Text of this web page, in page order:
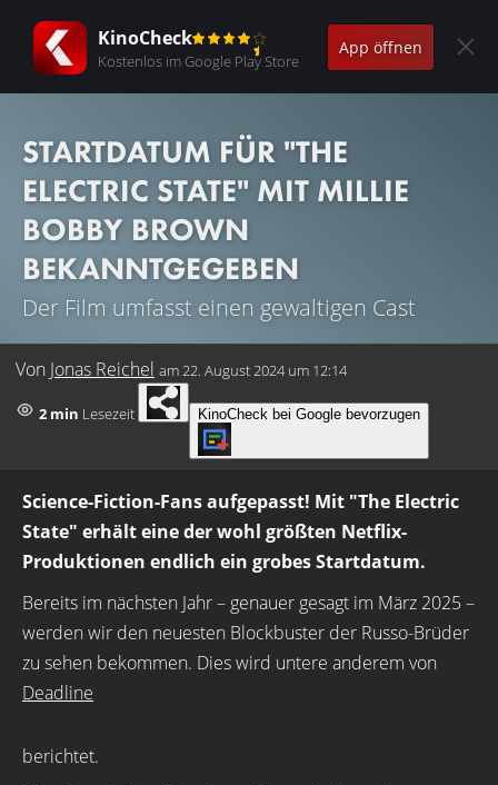
KinoCheck
Kostenlos im Google Play Store
App öffnen
STARTDATUM FÜR "THE
ELECTRIC STATE" MIT MILLIE
BOBBY BROWN
BEKANNTGEGEBEN
Der Film umfasst einen gewaltigen Cast
Von Jonas Reichel am22. August 2024 um 12:14
2 min Lesezeit KinoCheck bei Google bevorzugen
Science-Fiction-Fans aufgepasst! Mit "The Electric
State" erhält eine der wohl größten Netflix-
Produktionen endlich ein grobes Startdatum.
Bereits im nächsten Jahr – genauer gesagt im März 2025 –
werden wir den neuesten Blockbuster der Russo-Brüder
zu sehen bekommen. Dies wird untere anderem von
Deadline
berichtet.